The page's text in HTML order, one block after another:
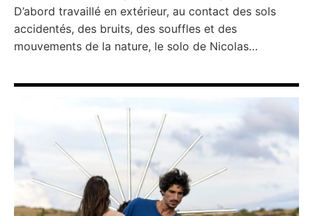
D’abord travaillé en extérieur, au contact des sols
accidentés, des bruits, des souffles et des
mouvements de la nature, le solo de Nicolas…